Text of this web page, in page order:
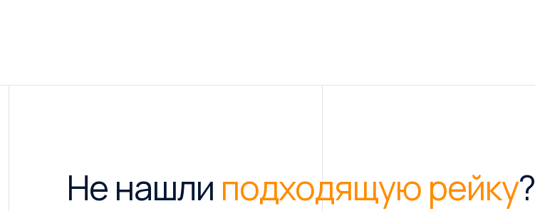
Не нашли подходящую рейку?